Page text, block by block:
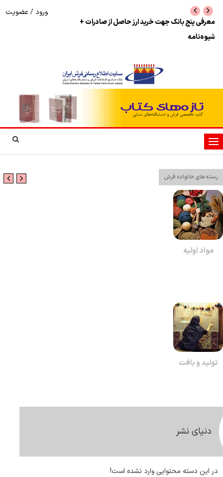
نرخ بازگشت ارز حاصل از صادرات + تکمیلی
ورود /عضویت
تغییر
وضعیت
رسته های خانواده فرش
مواد اولیه
تولید و بافت
دنیای نشر
در این دسته محتوایی وارد نشده است!